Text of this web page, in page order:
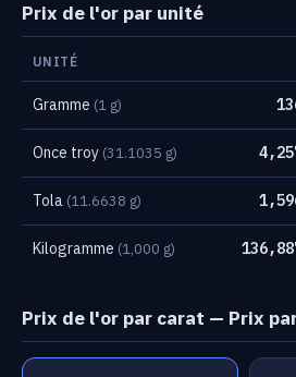
Prix de l'or par unité
UNITÉ
Gramme (1 g)
Once troy (31.1035 g)
Tola (11.6638 g)
Kilogramme (1,000 g)
Prix de l'or par carat — Prix